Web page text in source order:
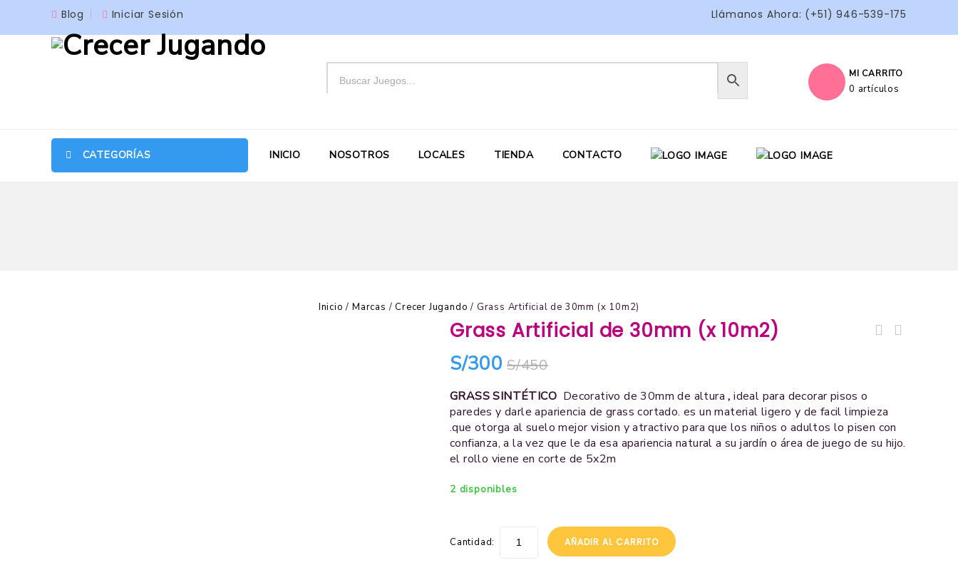
Blog Iniciar Sesión Llámanos Ahora: (+51) 946-539-175
MI CARRITO
0 artículos
CATEGORÍAS INICIO NOSOTROS LOCALES TIENDA CONTACTO
Inicio / Marcas / Crecer Jugando / Grass Artificial de 30mm (x 10m2)
Grass Artificial de 30mm (x 10m2)
S/450
S/300
GRASS SINTÉTICO Decorativo de 30mm de altura, ideal para decorar pisos o
paredes y darle apariencia de grass cortado. es un material ligero y de facil limpieza
.que otorga al suelo mejor vision y atractivo para que los niños o adultos lo pisen con
confianza, a la vez que le da esa apariencia natural a su jardín o área de juego de su hijo.
el rollo viene en corte de 5x2m
2 disponibles
Cantidad: AÑADIR AL CARRITO